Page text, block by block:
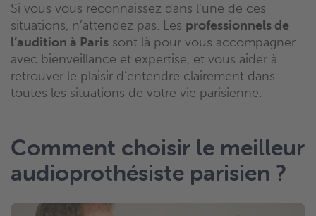
Si vous vous reconnaissez dans l’une de ces
situations, n’attendez pas. Les professionnels de
l’audition à Paris sont là pour vous accompagner
avec bienveillance et expertise, et vous aider à
retrouver le plaisir d’entendre clairement dans
toutes les situations de votre vie parisienne.
Comment choisir le meilleur
audioprothésiste parisien ?